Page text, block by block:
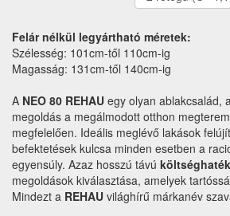
Felár nélkül legyártható méretek:
Szélesség: 101cm-től 110cm-ig
Magasság: 131cm-től 140cm-ig
A NEO 80 REHAU egy olyan ablakcsalád,
megoldás a megálmodott otthon
megfelelően. Ideális meglévő lakások
befektetések kulcsa minden esetben a
egyensúly. Azaz hosszú távú
megoldások kiválasztása, amelyek
Mindezt a REHAU világhírű márkanév